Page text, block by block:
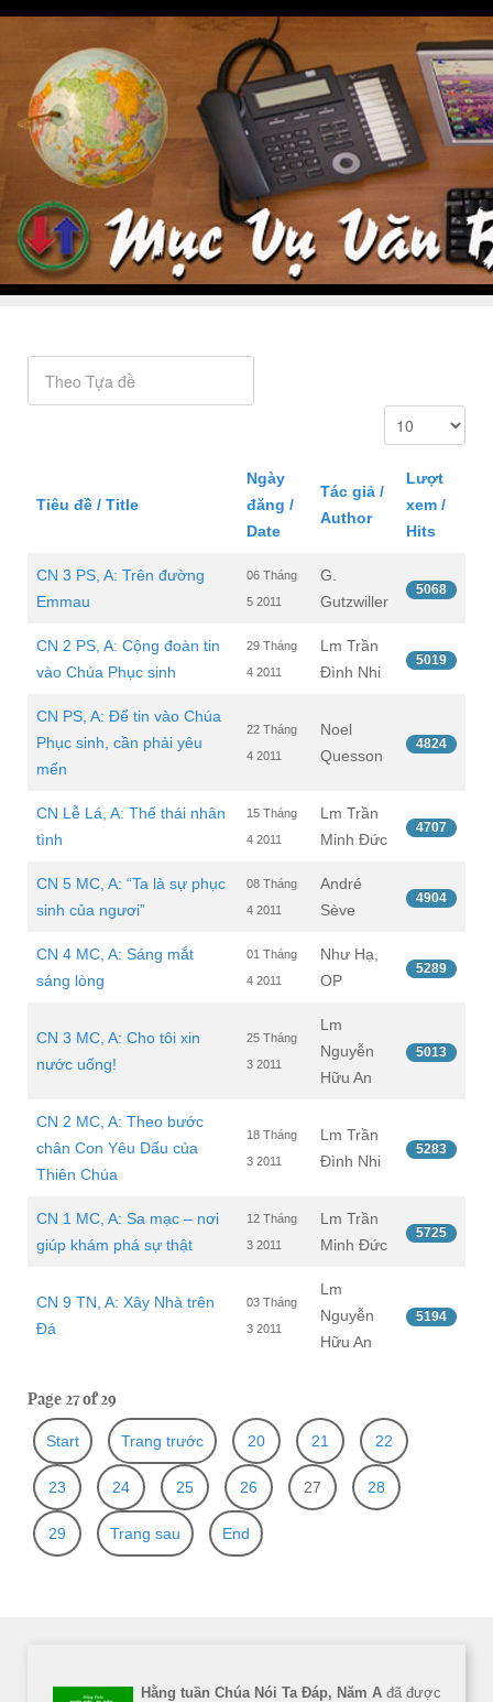
Tiêu đề / Title
Ngày
đăng /
Date
Tác giả /
Author
Lượt
xem /
Hits
CN 3 PS, A: Trên đường
Emmau
06 Tháng
5 2011
G.
Gutzwiller
5068
CN 2 PS, A: Cộng đoàn tin
vào Chúa Phục sinh
29 Tháng
4 2011
Lm Trần
Đình Nhi
5019
CN PS, A: Để tin vào Chúa
Phục sinh, cần phải yêu
mến
22 Tháng
4 2011
Noel
Quesson
4824
CN Lễ Lá, A: Thế thái nhân
tình
15 Tháng
4 2011
Lm Trần
Minh Đức
4707
CN 5 MC, A: “Ta là sự phục
sinh của ngươi”
08 Tháng
4 2011
André
Sève
4904
CN 4 MC, A: Sáng mắt
sáng lòng
01 Tháng
4 2011
Như Hạ,
OP
5289
CN 3 MC, A: Cho tôi xin
nước uống!
25 Tháng
3 2011
Lm
Nguyễn
Hữu An
5013
CN 2 MC, A: Theo bước
chân Con Yêu Dấu của
Thiên Chúa
18 Tháng
3 2011
Lm Trần
Đình Nhi
5283
CN 1 MC, A: Sa mạc – nơi
giúp khám phá sự thật
12 Tháng
3 2011
Lm Trần
Minh Đức
5725
CN 9 TN, A: Xây Nhà trên
Đá
03 Tháng
3 2011
Lm
Nguyễn
Hữu An
5194
Page 27 of 29
Start Trang trước 20 21 22
23 24 25 26 27 28
29 Trang sau End
Hằng tuần Chúa Nói Ta Đáp, Năm A đã được